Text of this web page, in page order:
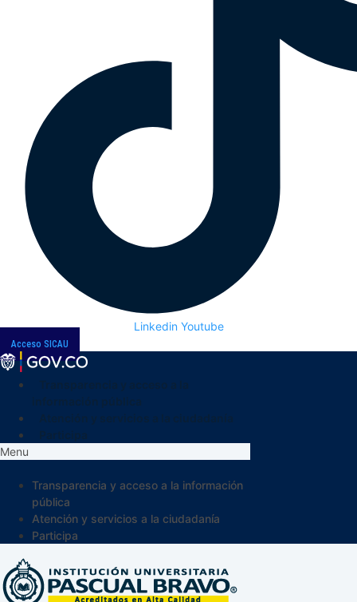
Linkedin Youtube
Acceso SICAU
Menu
Transparencia y acceso a la información
pública
Atención y servicios a la ciudadanía
Participa